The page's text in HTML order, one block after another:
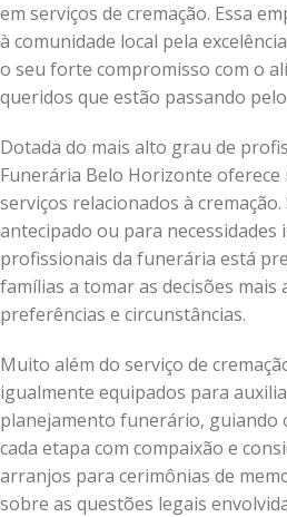
em serviços de cremação. Essa
à comunidade local pela
o seu forte compromisso com o
queridos que estão passando
Dotada do mais alto grau de
Funerária Belo Horizonte oferece
serviços relacionados à
antecipado ou para necessidades
profissionais da funerária está
famílias a tomar as decisões mais
preferências e circunstâncias.
Muito além do serviço de
igualmente equipados para
planejamento funerário, guiando
cada etapa com compaixão e
arranjos para cerimônias de
sobre as questões legais